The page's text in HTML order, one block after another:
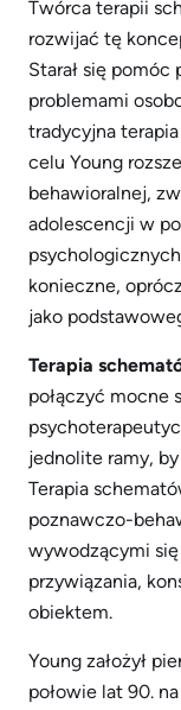
Twórca terapii
rozwijać tę
Starał się
problemami
tradycyjna
celu Young
behawioralnej,
adolescencji w
konieczne,
jako
Terapia
połączyć mocne
jednolite ramy,
Terapia
poznawczo-
wywodzącymi
przywiązania,
obiektem.
Young założył
połowie lat 90.